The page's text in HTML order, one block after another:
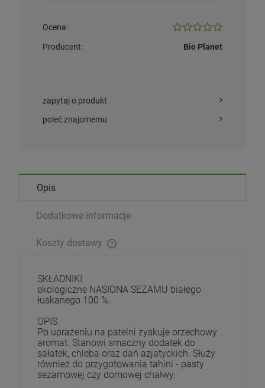
Ocena:
Producent: Bio Planet
zapytaj o produkt
poleć znajomemu
Opis
Dodatkowe informacje
Koszty dostawy
SKŁADNIKI
ekologiczne NASIONA SEZAMU białego
łuskanego 100 %.
OPIS
Po uprażeniu na patelni zyskuje orzechowy
aromat. Stanowi smaczny dodatek do
sałatek, chleba oraz dań azjatyckich. Służy
również do przygotowania tahini - pasty
sezamowej czy domowej chałwy.